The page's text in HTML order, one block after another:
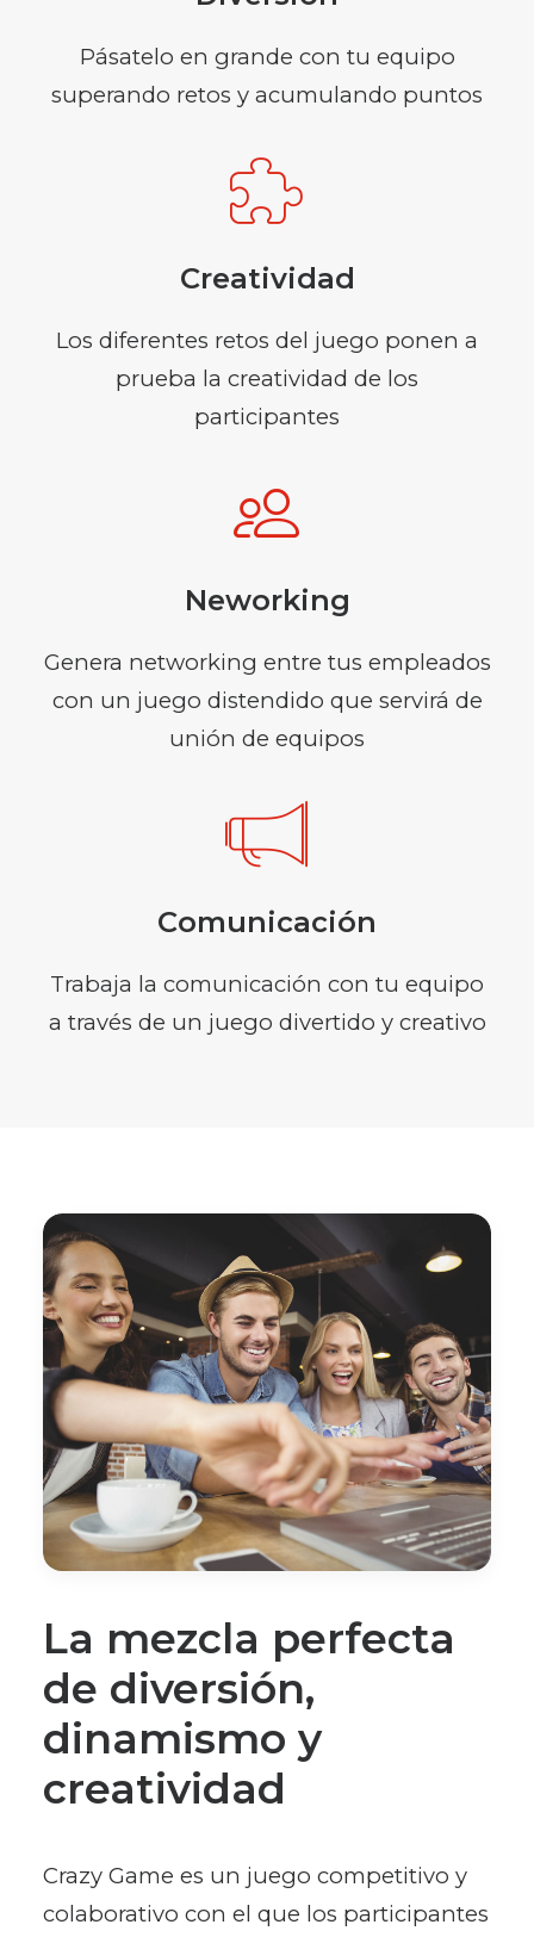
Pásatelo en grande con tu equipo
superando retos y acumulando puntos
Creatividad
Los diferentes retos del juego ponen a
prueba la creatividad de los
participantes
Neworking
Genera networking entre tus empleados
con un juego distendido que servirá de
unión de equipos
Comunicación
Trabaja la comunicación con tu equipo
a través de un juego divertido y creativo
La mezcla perfecta
de diversión,
dinamismo y
creatividad
Crazy Game es un juego competitivo y
colaborativo con el que los participantes